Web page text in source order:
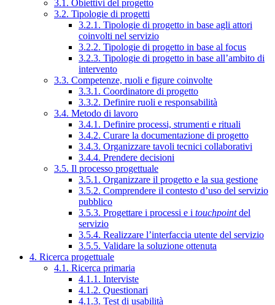
3.1. Obiettivi del progetto
3.2. Tipologie di progetti
3.2.1. Tipologie di progetto in base agli attori
coinvolti nel servizio
3.2.2. Tipologie di progetto in base al focus
3.2.3. Tipologie di progetto in base all’ambito di
intervento
3.3. Competenze, ruoli e figure coinvolte
3.3.1. Coordinatore di progetto
3.3.2. Definire ruoli e responsabilità
3.4. Metodo di lavoro
3.4.1. Definire processi, strumenti e rituali
3.4.2. Curare la documentazione di progetto
3.4.3. Organizzare tavoli tecnici collaborativi
3.4.4. Prendere decisioni
3.5. Il processo progettuale
3.5.1. Organizzare il progetto e la sua gestione
3.5.2. Comprendere il contesto d’uso del servizio
pubblico
3.5.3. Progettare i processi e i touchpointdel
servizio
3.5.4. Realizzare l’interfaccia utente del servizio
3.5.5. Validare la soluzione ottenuta
4. Ricerca progettuale
4.1. Ricerca primaria
4.1.1. Interviste
4.1.2. Questionari
4.1.3. Test di usabilità